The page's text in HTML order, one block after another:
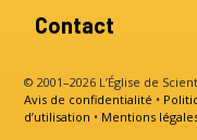
Contact
© 2001–2026 L’Église de
Avis de confidentialité •
d’utilisation • Mentions